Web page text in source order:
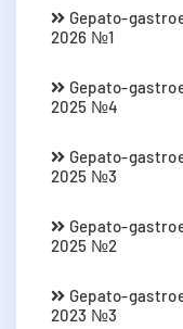
Gepato-
2026 №1
Gepato-
2025 №4
Gepato-
2025 №3
Gepato-
2025 №2
Gepato-
2023 №3